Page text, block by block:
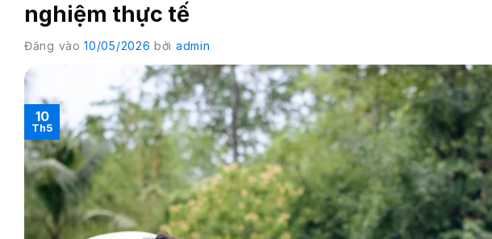
nghiệm thực tế
Đăng vào10/05/2026 bởi admin
10
Th5